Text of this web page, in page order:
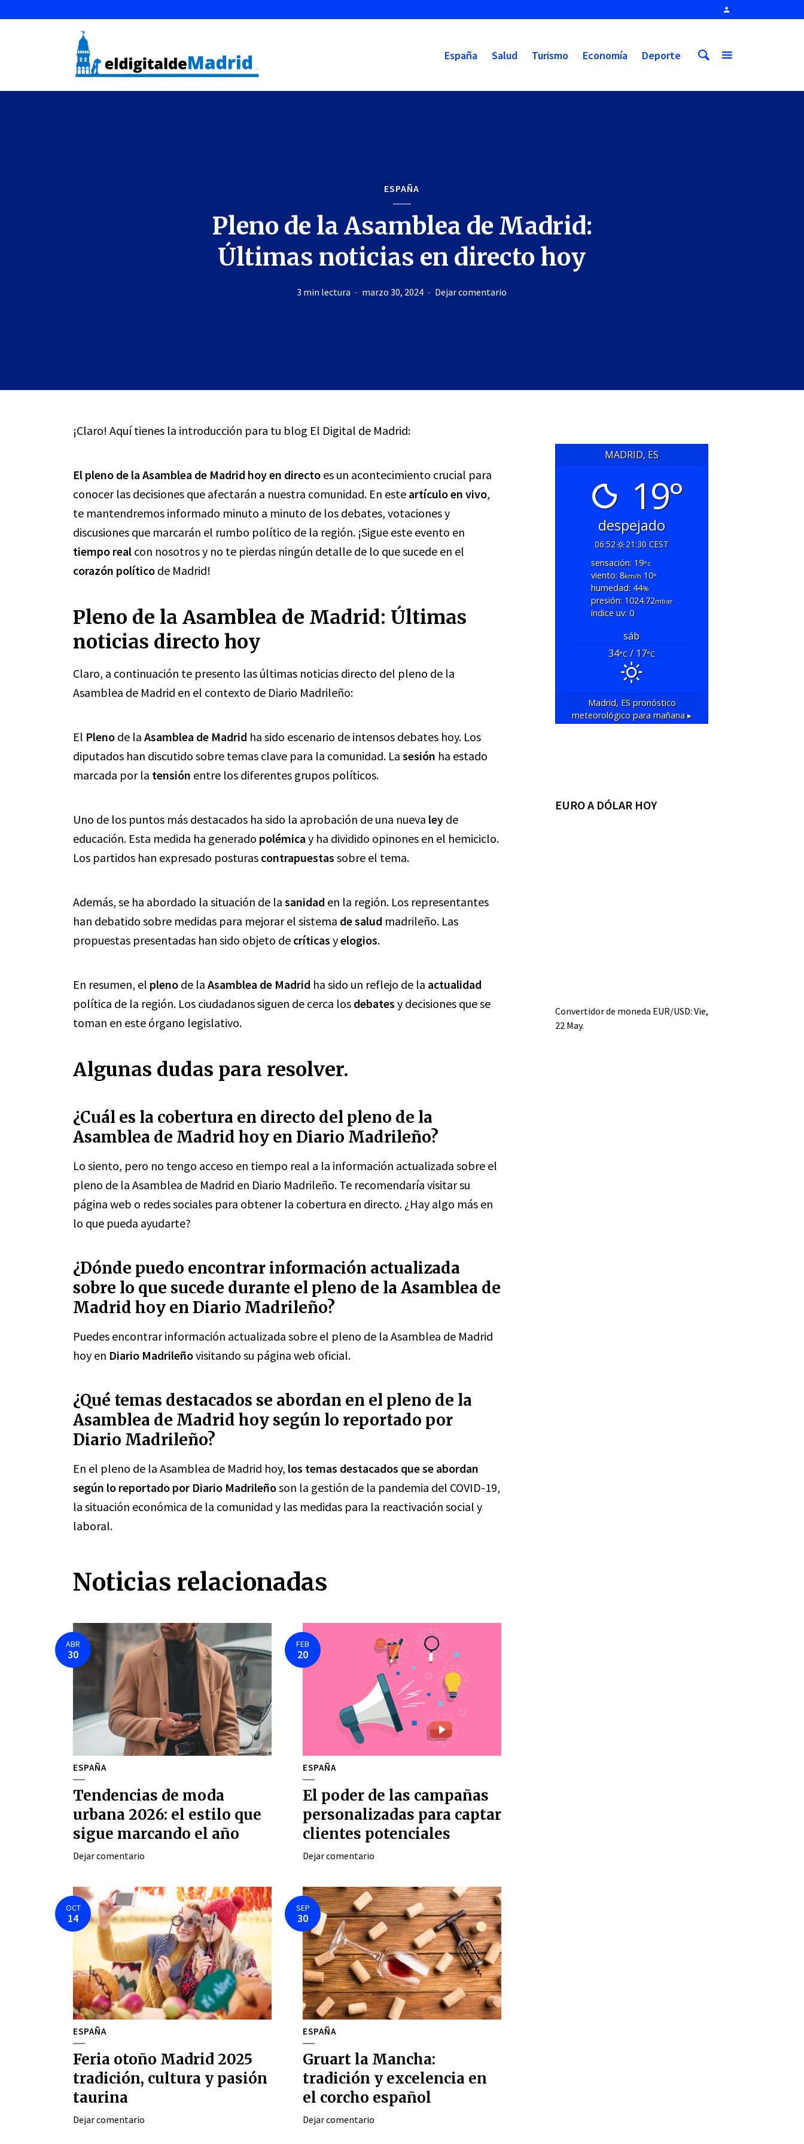
España Salud Turismo Economía Deporte
ESPAÑA
Pleno de la Asamblea de Madrid:
Últimas noticias en directo hoy
3 min lectura marzo 30, 2024 Dejar comentario
¡Claro! Aquí tienes la introducción para tu blog El Digital de Madrid:
El pleno de la Asamblea de Madrid hoy en directo es un acontecimiento crucial para
conocer las decisiones que afectarán a nuestra comunidad. En este artículo en vivo,
te mantendremos informado minuto a minuto de los debates, votaciones y
discusiones que marcarán el rumbo político de la región. ¡Sigue este evento en
tiempo real con nosotros y no te pierdas ningún detalle de lo que sucede en el
corazón político de Madrid!
Pleno de la Asamblea de Madrid: Últimas
noticias directo hoy
Claro, a continuación te presento las últimas noticias directo del pleno de la
Asamblea de Madrid en el contexto de Diario Madrileño:
El Pleno de la Asamblea de Madrid ha sido escenario de intensos debates hoy. Los
diputados han discutido sobre temas clave para la comunidad. La sesión ha estado
marcada por la tensión entre los diferentes grupos políticos.
Uno de los puntos más destacados ha sido la aprobación de una nueva ley de
educación. Esta medida ha generado polémica y ha dividido opinones en el hemiciclo.
Los partidos han expresado posturas contrapuestas sobre el tema.
Además, se ha abordado la situación de la sanidad en la región. Los representantes
han debatido sobre medidas para mejorar el sistema de salud madrileño. Las
propuestas presentadas han sido objeto de críticas yelogios.
En resumen, el pleno de la Asamblea de Madrid ha sido un reflejo de la actualidad
política de la región. Los ciudadanos siguen de cerca los debates y decisiones que se
toman en este órgano legislativo.
Algunas dudas para resolver.
¿Cuál es la cobertura en directo del pleno de la
Asamblea de Madrid hoy en Diario Madrileño?
Lo siento, pero no tengo acceso en tiempo real a la información actualizada sobre el
pleno de la Asamblea de Madrid en Diario Madrileño. Te recomendaría visitar su
página web o redes sociales para obtener la cobertura en directo. ¿Hay algo más en
lo que pueda ayudarte?
¿Dónde puedo encontrar información actualizada
sobre lo que sucede durante el pleno de la Asamblea de
Madrid hoy en Diario Madrileño?
Puedes encontrar información actualizada sobre el pleno de la Asamblea de Madrid
hoy en Diario Madrileñovisitando su página web oficial.
¿Qué temas destacados se abordan en el pleno de la
Asamblea de Madrid hoy según lo reportado por
Diario Madrileño?
En el pleno de la Asamblea de Madrid hoy, los temas destacados que se abordan
según lo reportado por Diario Madrileñoson la gestión de la pandemia del COVID-19,
la situación económica de la comunidad y las medidas para la reactivación social y
laboral.
Noticias relacionadas
ABR
30
ESPAÑA
Tendencias de moda
urbana 2026: el estilo que
sigue marcando el año
Dejar comentario
FEB
20
ESPAÑA
El poder de las campañas
personalizadas para captar
clientes potenciales
Dejar comentario
OCT
14
ESPAÑA
Feria otoño Madrid 2025
tradición, cultura y pasión
taurina
Dejar comentario
SEP
30
ESPAÑA
Gruart la Mancha:
tradición y excelencia en
el corcho español
Dejar comentario
MADRID, ES
19°
despejado
06:52
21:30 CEST
sensación: 19°c
viento: 8km/h10°
humedad: 44%
presión: 1024.72mbar
índice uv: 0
sáb
34°C/ 17°C
Madrid, ESpronóstico
meteorológico para mañana ▸
EURO A DÓLAR HOY
Convertidor de moneda EUR/USD: Vie,
22 May.